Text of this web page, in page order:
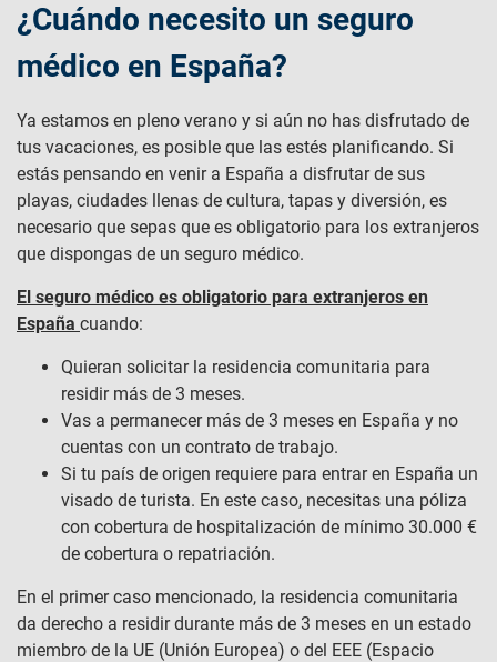
¿Cuándo necesito un seguro
médico en España?
Ya estamos en pleno verano y si aún no has disfrutado de
tus vacaciones, es posible que las estés planificando. Si
estás pensando en venir a España a disfrutar de sus
playas, ciudades llenas de cultura, tapas y diversión, es
necesario que sepas que es obligatorio para los extranjeros
que dispongas de un seguro médico.
El seguro médico es obligatorio para extranjeros en
España cuando:
Quieran solicitar la residencia comunitaria para
residir más de 3 meses.
Vas a permanecer más de 3 meses en España y no
cuentas con un contrato de trabajo.
Si tu país de origen requiere para entrar en España un
visado de turista. En este caso, necesitas una póliza
con cobertura de hospitalización de mínimo 30.000 €
de cobertura o repatriación.
En el primer caso mencionado, la residencia comunitaria
da derecho a residir durante más de 3 meses en un estado
miembro de la UE (Unión Europea) o del EEE (Espacio